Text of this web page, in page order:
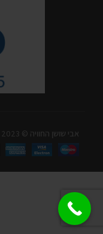
אבי שושן החוויה © 2023 כל הזכויות שמורות